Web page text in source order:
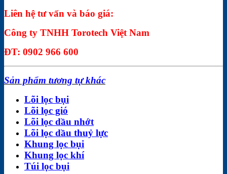
Liên hệ tư vấn và báo giá:
Công ty TNHH Torotech Việt Nam
ĐT: 0902 966 600
Sản phẩm tương tự khác
Lõi lọc bụi
Lõi lọc gió
Lõi lọc dầu nhớt
Lõi lọc dầu thuỷ lực
Khung lọc bụi
Khung lọc khí
Túi lọc bụi